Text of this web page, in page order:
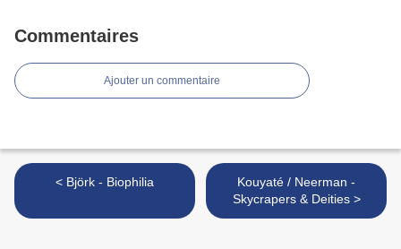
Commentaires
Ajouter un commentaire
< Björk - Biophilia
Kouyaté / Neerman -
Skycrapers & Deities >